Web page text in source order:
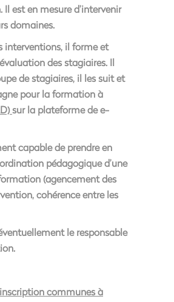
est en mesure d’intervenir
domaines.
interventions, il forme et
des stagiaires. Il
de stagiaires, il les suit et
pour la formation à
sur la plateforme de e-
capable de prendre en
pédagogique d’une
(agencement des
cohérence entre les
le responsable
communes à